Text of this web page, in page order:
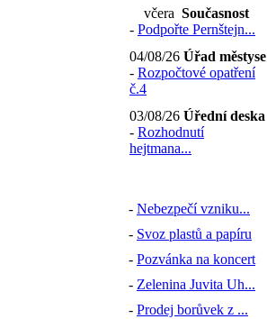
včera Současnost
- Podpořte Pernštejn...
04/08/26 Úřad městyse
- Rozpočtové opatření
č.4
03/08/26 Úřední deska
- Rozhodnutí
hejtmana...
- Nebezpečí vzniku...
- Svoz plastů a papíru
- Pozvánka na koncert
- Zelenina Juvita Uh...
- Prodej borůvek z ...